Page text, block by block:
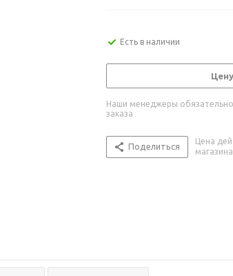
Есть в наличии
Наши менеджеры обязательно
заказа
Поделиться
Цена